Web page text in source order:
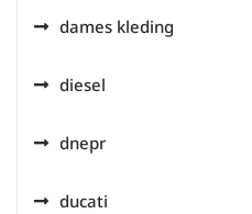
dames kleding
diesel
dnepr
ducati